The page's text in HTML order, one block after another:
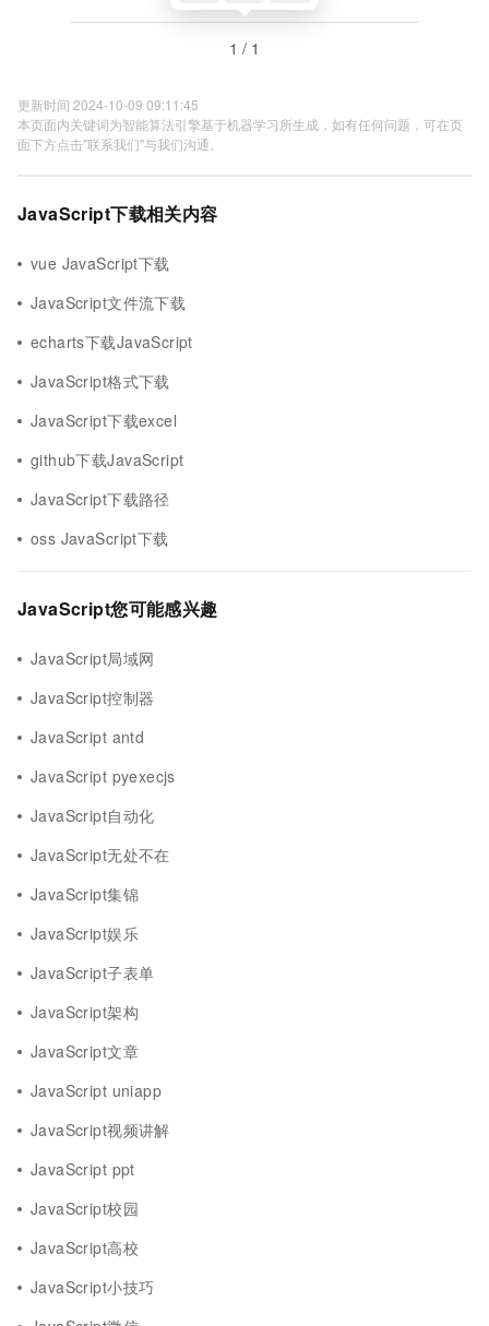
1 / 1
更新时间 2024-10-09 09:11:45
本页面内关键词为智能算法引擎基于机器学习所生成，如有任何问题，可在页
面下方点击"联系我们"与我们沟通。
JavaScript下载相关内容
vue JavaScript下载
JavaScript文件流下载
echarts下载JavaScript
JavaScript格式下载
JavaScript下载excel
github下载JavaScript
JavaScript下载路径
oss JavaScript下载
JavaScript您可能感兴趣
JavaScript局域网
JavaScript控制器
JavaScript antd
JavaScript pyexecjs
JavaScript自动化
JavaScript无处不在
JavaScript集锦
JavaScript娱乐
JavaScript子表单
JavaScript架构
JavaScript文章
JavaScript uniapp
JavaScript视频讲解
JavaScript ppt
JavaScript校园
JavaScript高校
JavaScript小技巧